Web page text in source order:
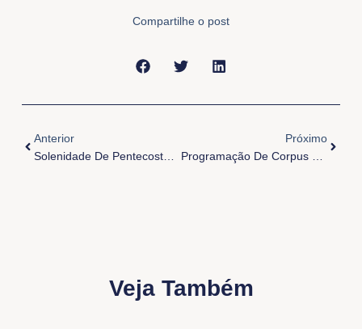
Compartilhe o post
Anterior
Solenidade De Pentecostes 2025
Próximo
Veja Também